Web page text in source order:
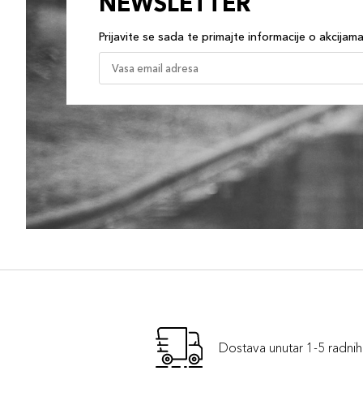
Prijavite se sada te primajte informacije o
Dostava unutar 1-5